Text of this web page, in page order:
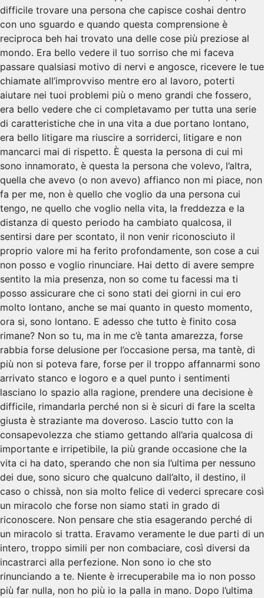
difficile trovare una persona che capisce coshai dentro
con uno sguardo e quando questa comprensione è
reciproca beh hai trovato una delle cose più preziose al
mondo. Era bello vedere il tuo sorriso che mi faceva
passare qualsiasi motivo di nervi e angosce, ricevere le tue
chiamate all’improvviso mentre ero al lavoro, poterti
aiutare nei tuoi problemi più o meno grandi che fossero,
era bello vedere che ci completavamo per tutta una serie
di caratteristiche che in una vita a due portano lontano,
era bello litigare ma riuscire a sorriderci, litigare e non
mancarci mai di rispetto. È questa la persona di cui mi
sono innamorato, è questa la persona che volevo, l’altra,
quella che avevo (o non avevo) affianco non mi piace, non
fa per me, non è quello che voglio da una persona cui
tengo, ne quello che voglio nella vita, la freddezza e la
distanza di questo periodo ha cambiato qualcosa, il
sentirsi dare per scontato, il non venir riconosciuto il
proprio valore mi ha ferito profondamente, son cose a cui
non posso e voglio rinunciare. Hai detto di avere sempre
sentito la mia presenza, non so come tu facessi ma ti
posso assicurare che ci sono stati dei giorni in cui ero
molto lontano, anche se mai quanto in questo momento,
ora si, sono lontano. E adesso che tutto è finito cosa
rimane? Non so tu, ma in me c’è tanta amarezza, forse
rabbia forse delusione per l’occasione persa, ma tantè, di
più non si poteva fare, forse per il troppo affannarmi sono
arrivato stanco e logoro e a quel punto i sentimenti
lasciano lo spazio alla ragione, prendere una decisione è
difficile, rimandarla perché non si è sicuri di fare la scelta
giusta è straziante ma doveroso. Lascio tutto con la
consapevolezza che stiamo gettando all’aria qualcosa di
importante e irripetibile, la più grande occasione che la
vita ci ha dato, sperando che non sia l’ultima per nessuno
dei due, sono sicuro che qualcuno dall’alto, il destino, il
caso o chissà, non sia molto felice di vederci sprecare così
un miracolo che forse non siamo stati in grado di
riconoscere. Non pensare che stia esagerando perché di
un miracolo si tratta. Eravamo veramente le due parti di un
intero, troppo simili per non combaciare, così diversi da
incastrarci alla perfezione. Non sono io che sto
rinunciando a te. Niente è irrecuperabile ma io non posso
più far nulla, non ho più io la palla in mano. Dopo l’ultima